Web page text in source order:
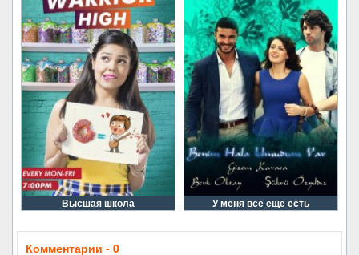
Высшая школа У меня все еще есть
Комментарии - 0